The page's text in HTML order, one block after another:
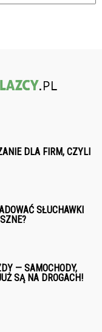
DLA FIRM, CZYLI
SŁUCHAWKI
— SAMOCHODY,
SĄ NA DROGACH!